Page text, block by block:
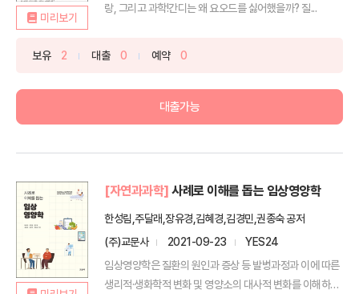
미리보기
랑, 그리고 과학!간디는 왜 요오드를 싫어했을까? 질...
보유 2 대출 0 예약 0
대출가능
[자연과과학] 사례로 이해를 돕는 임상영양학
한성림,주달래,장유경,김혜경,김경민,권종숙 공저
(주)교문사
2021-09-23
YES24
임상영양학은 질환의 원인과 증상 등 발병과정과 이에 따른
생리적·생화학적 변화 및 영양소의 대사적 변화를 이해하고,